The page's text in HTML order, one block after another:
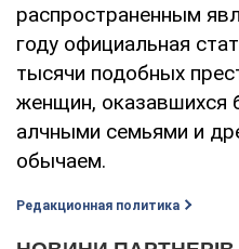
распространенным
году официальная
тысячи подобных
женщин, оказавшихся
алчными семьями и
обычаем.
Редакционная политика